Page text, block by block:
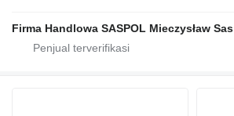
Firma Handlowa SASPOL Mieczysław Sas